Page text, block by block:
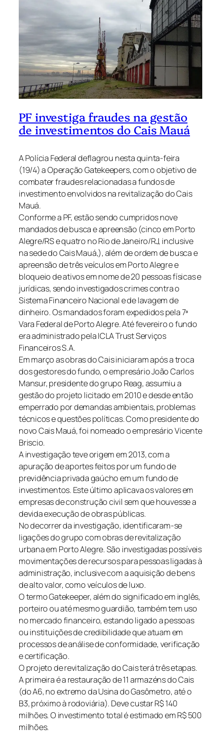
PF investiga fraudes na gestão
de investimentos do Cais Mauá
A Polícia Federal deflagrou nesta quinta-feira
(19/4) a Operação Gatekeepers, com o objetivo de
combater fraudes relacionadas a fundos de
investimento envolvidos na revitalização do Cais
Mauá.
Conforme a PF, estão sendo cumpridos nove
mandados de busca e apreensão (cinco em Porto
Alegre/RS e quatro no Rio de Janeiro/RJ, inclusive
na sede do Cais Mauá,), além de ordem de busca e
apreensão de três veículos em Porto Alegre e
bloqueio de ativos em nome de 20 pessoas físicas e
jurídicas, sendo investigados crimes contra o
Sistema Financeiro Nacional e de lavagem de
dinheiro. Os mandados foram expedidos pela 7ª
Vara Federal de Porto Alegre. Até fevereiro o fundo
era administrado pela ICLA Trust Serviços
Financeiros S.A.
Em março as obras do Cais iniciaram após a troca
dos gestores do fundo, o empresário João Carlos
Mansur, presidente do grupo Reag, assumiu a
gestão do projeto licitado em 2010 e desde então
emperrado por demandas ambientais, problemas
técnicos e questões políticas. Como presidente do
novo Cais Mauá, foi nomeado o empresário Vicente
Briscio.
A investigação teve origem em 2013, com a
apuração de aportes feitos por um fundo de
previdência privada gaúcho em um fundo de
investimentos. Este último aplicava os valores em
empresas de construção civil sem que houvesse a
devida execução de obras públicas.
No decorrer da investigação, identificaram-se
ligações do grupo com obras de revitalização
urbana em Porto Alegre. São investigadas possíveis
movimentações de recursos para pessoas ligadas à
administração, inclusive com a aquisição de bens
de alto valor, como veículos de luxo.
O termo Gatekeeper, além do significado em inglês,
porteiro ou até mesmo guardião, também tem uso
no mercado financeiro, estando ligado a pessoas
ou instituições de credibilidade que atuam em
processos de análise de conformidade, verificação
e certificação.
O projeto de revitalização do Cais terá três etapas.
A primeira é a restauração de 11 armazéns do Cais
(do A6, no extremo da Usina do Gasômetro, até o
B3, próximo à rodoviária). Deve custar R$ 140
milhões. O investimento total é estimado em R$ 500
milhões.